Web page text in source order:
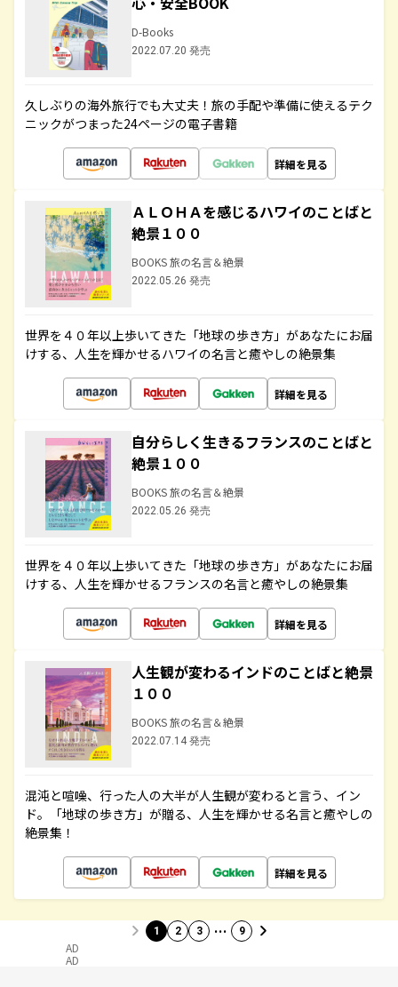
D-Books
2022.07.20 発売
久しぶりの海外旅行でも大丈夫！旅の手配や準備に使えるテク
ニックがつまった24ページの電子書籍
詳細を見る
ＡＬＯＨＡを感じるハワイのことばと
絶景１００
BOOKS 旅の名言＆絶景
2022.05.26 発売
世界を４０年以上歩いてきた「地球の歩き方」があなたにお届
けする、人生を輝かせるハワイの名言と癒やしの絶景集
詳細を見る
自分らしく生きるフランスのことばと
絶景１００
BOOKS 旅の名言＆絶景
2022.05.26 発売
世界を４０年以上歩いてきた「地球の歩き方」があなたにお届
けする、人生を輝かせるフランスの名言と癒やしの絶景集
詳細を見る
人生観が変わるインドのことばと絶景
１００
BOOKS 旅の名言＆絶景
2022.07.14 発売
混沌と喧噪、行った人の大半が人生観が変わると言う、イン
ド。「地球の歩き方」が贈る、人生を輝かせる名言と癒やしの
絶景集！
詳細を見る
1 2 3 … 9
AD
AD